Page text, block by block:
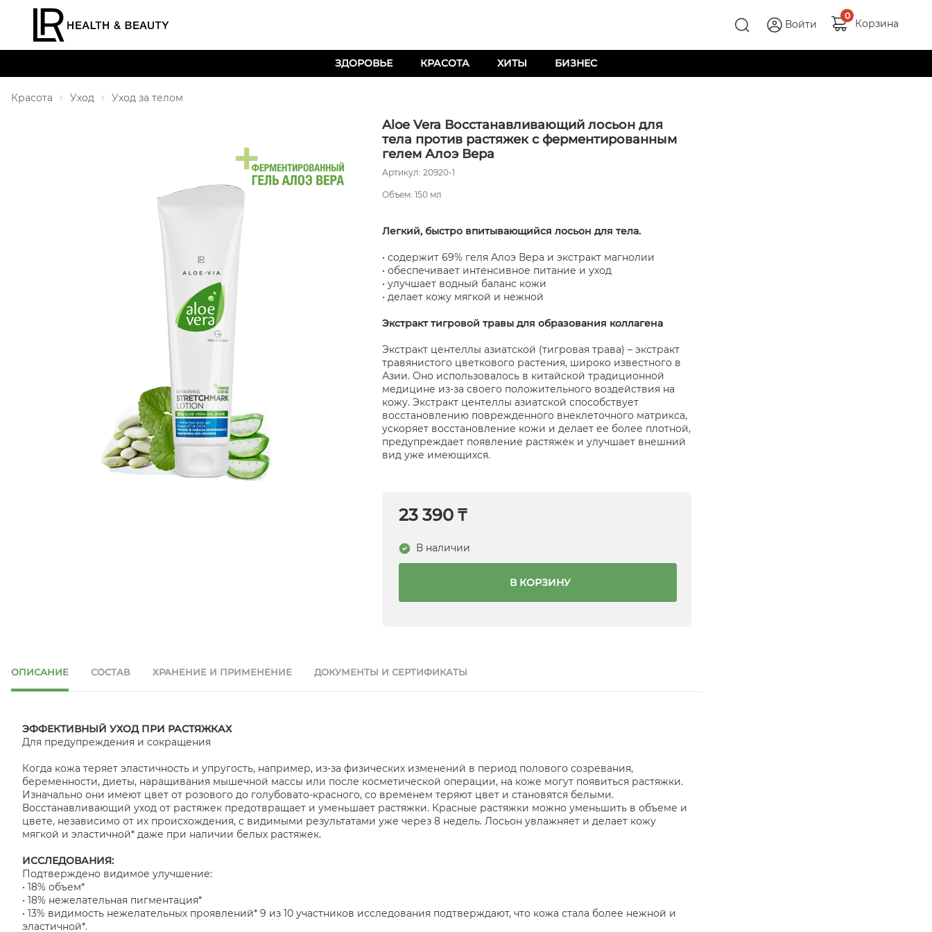
Войти
0
Корзина
ЗДОРОВЬЕ КРАСОТА ХИТЫ БИЗНЕС
Красота Уход Уход за телом
Aloe Vera Восстанавливающий лосьон для
тела против растяжек с ферментированным
гелем Алоэ Вера
Артикул: 20920-1
Объем: 150 мл
Легкий, быстро впитывающийся лосьон для тела.
• содержит 69% геля Алоэ Вера и экстракт магнолии
• обеспечивает интенсивное питание и уход
• улучшает водный баланс кожи
• делает кожу мягкой и нежной
Экстракт тигровой травы для образования коллагена
Экстракт центеллы азиатской (тигровая трава) – экстракт
травянистого цветкового растения, широко известного в
Азии. Оно использовалось в китайской традиционной
медицине из-за своего положительного воздействия на
кожу. Экстракт центеллы азиатской способствует
восстановлению поврежденного внеклеточного матрикса,
ускоряет восстановление кожи и делает ее более плотной,
предупреждает появление растяжек и улучшает внешний
вид уже имеющихся.
23 390 ₸
В наличии
В КОРЗИНУ
ОПИСАНИЕ СОСТАВ ХРАНЕНИЕ И ПРИМЕНЕНИЕ ДОКУМЕНТЫ И СЕРТИФИКАТЫ
ЭФФЕКТИВНЫЙ УХОД ПРИ РАСТЯЖКАХ
Для предупреждения и сокращения
Когда кожа теряет эластичность и упругость, например, из-за физических изменений в период полового созревания,
беременности, диеты, наращивания мышечной массы или после косметической операции, на коже могут появиться растяжки.
Изначально они имеют цвет от розового до голубовато-красного, со временем теряют цвет и становятся белыми.
Восстанавливающий уход от растяжек предотвращает и уменьшает растяжки. Красные растяжки можно уменьшить в объеме и
цвете, независимо от их происхождения, с видимыми результатами уже через 8 недель. Лосьон увлажняет и делает кожу
мягкой и эластичной* даже при наличии белых растяжек.
ИССЛЕДОВАНИЯ:
Подтверждено видимое улучшение:
• 18% объем*
• 18% нежелательная пигментация*
• 13% видимость нежелательных проявлений* 9 из 10 участников исследования подтверждают, что кожа стала более нежной и
эластичной*.